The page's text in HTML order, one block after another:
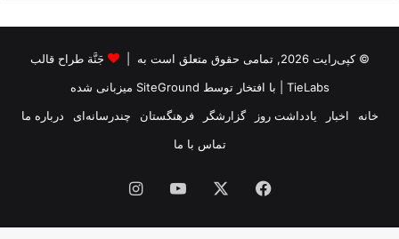
© کپی‌رایت 2026, تمامی حقوق متعلق است به |
جَنَّة طراح قالب
TieLabs | با افتخار توسط SiteGround میزبانی شده
خانه
اخبار یادداشت روز گزارشگر فرهنگستان چندرسانه‌ای
درباره ما
تماس با ما
فیس
بوک
یوتیوب